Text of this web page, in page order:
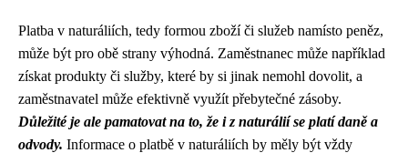
Platba v naturáliích, tedy formou zboží či služeb namísto peněz,
může být pro obě strany výhodná. Zaměstnanec může například
získat produkty či služby, které by si jinak nemohl dovolit, a
zaměstnavatel může efektivně využít přebytečné zásoby.
Důležité je ale pamatovat na to, že i z naturálií se platí daně a
odvody. Informace o platbě v naturáliích by měly být vždy